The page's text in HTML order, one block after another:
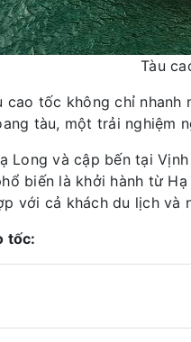
Tàu
cao tốc không chỉ
tàu, một trải nghiệm
Long và cập bến tại
biến là khởi hành từ
với cả khách du lịch và
tốc: